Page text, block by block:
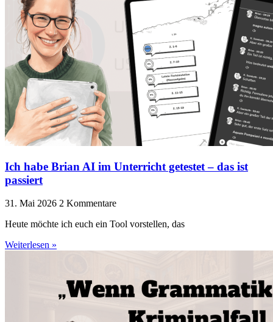
Ich habe Brian AI im Unterricht getestet – das ist
passiert
31. Mai 2026 2 Kommentare
Heute möchte ich euch ein Tool vorstellen, das
Weiterlesen »